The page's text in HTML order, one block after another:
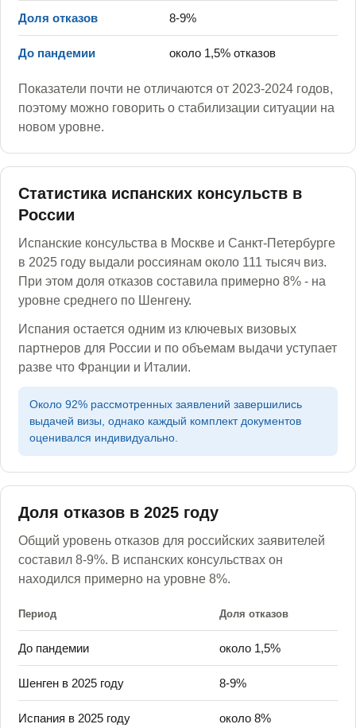
Доля отказов 8-9%
До пандемии около 1,5% отказов
Показатели почти не отличаются от 2023-2024 годов,
поэтому можно говорить о стабилизации ситуации на
новом уровне.
Статистика испанских консульств в
России
Испанские консульства в Москве и Санкт-Петербурге
в 2025 году выдали россиянам около 111 тысяч виз.
При этом доля отказов составила примерно 8% - на
уровне среднего по Шенгену.
Испания остается одним из ключевых визовых
партнеров для России и по объемам выдачи уступает
разве что Франции и Италии.
Около 92% рассмотренных заявлений завершились
выдачей визы, однако каждый комплект документов
оценивался индивидуально.
Доля отказов в 2025 году
Общий уровень отказов для российских заявителей
составил 8-9%. В испанских консульствах он
находился примерно на уровне 8%.
Период Доля отказов
До пандемии около 1,5%
Шенген в 2025 году 8-9%
Испания в 2025 году около 8%